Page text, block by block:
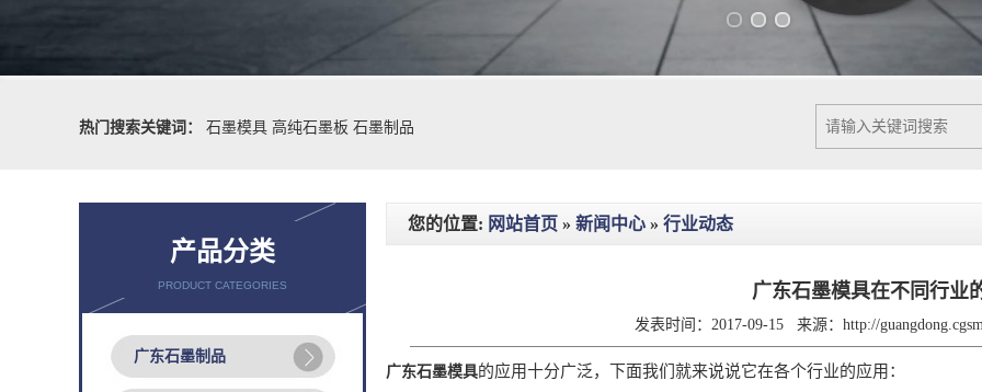
热门搜索关键词：
石墨模具 高纯石墨板 石墨制品
产品分类
PRODUCT CATEGORIES
广东石墨制品
您的位置: 网站首页 » 新闻中心 » 行业动态
广东石墨模具在不同行业
发表时间：2017-09-15 来源： http://
广东石墨模具的应用十分广泛，下面我们就来说说它在各个行业的应用：